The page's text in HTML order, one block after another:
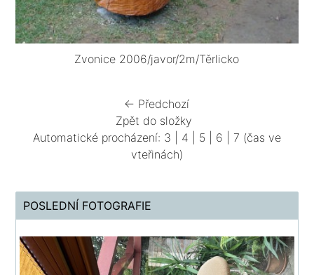
Zvonice 2006/javor/2m/Těrlicko
← Předchozí
Zpět do složky
Automatické procházení: 3 4 5 6 7 (čas ve
vteřinách)
POSLEDNÍ FOTOGRAFIE